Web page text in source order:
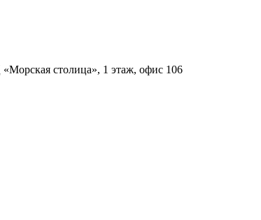
столица», 1 этаж, офис 106